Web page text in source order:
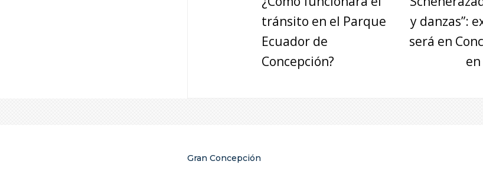
tránsito en el Parque
Ecuador de
Concepción?
y danzas”:
será en
Gran Concepción